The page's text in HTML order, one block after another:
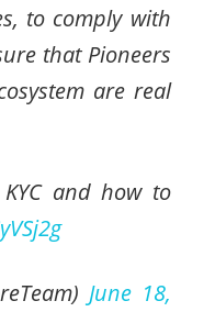
to comply with
that Pioneers
are real
and how to
June 18,